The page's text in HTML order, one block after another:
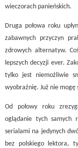
wieczorach panieńskich.
Druga połowa roku
zabawnych przyczyn
zdrowych alternatyw.
lepszych decyzji ever.
tylko jest niemożliwie
wyobraźnię. Już nie mogę
Od połowy roku
oglądanie tych samych
serialami na jedynych
bez polskiego lektora,